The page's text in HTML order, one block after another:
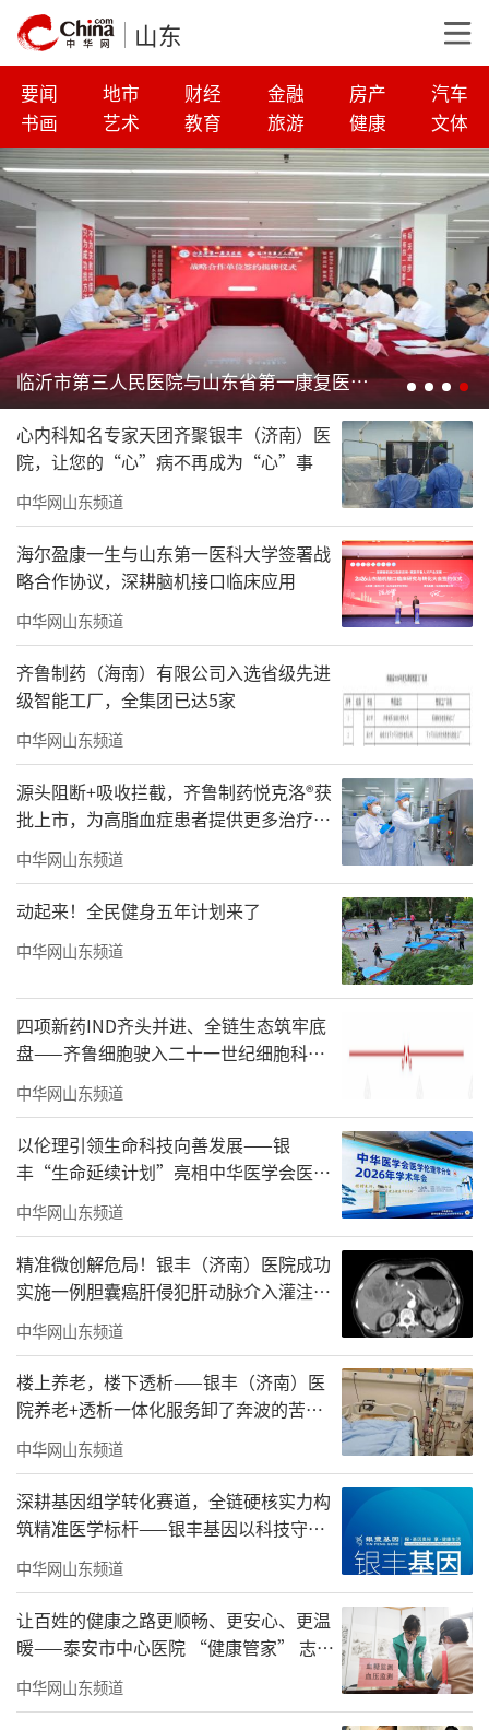
山东
要闻 地市 财经 金融 房产
汽车
书画
艺术 教育 旅游 健康 文体
银丰（济南）医院神经肿瘤科以国产TROP-2 ADC联合托珠单抗双通路协同攻克儿童颅咽管瘤
心内科知名专家天团齐聚银丰（济南）医
院，让您的“心”病不再成为“心”事
中华网山东频道
海尔盈康一生与山东第一医科大学签署战
略合作协议，深耕脑机接口临床应用
中华网山东频道
齐鲁制药（海南）有限公司入选省级先进
级智能工厂，全集团已达5家
中华网山东频道
源头阻断+吸收拦截，齐鲁制药悦克洛®获
批上市，为高脂血症患者提供更多治疗选
择
中华网山东频道
动起来！全民健身五年计划来了
中华网山东频道
四项新药IND齐头并进、全链生态筑牢底
盘——齐鲁细胞驶入二十一世纪细胞科
技“核心赛道”
中华网山东频道
以伦理引领生命科技向善发展——银
丰“生命延续计划”亮相中华医学会医学
伦理学分会2026年学术年会
中华网山东频道
精准微创解危局！银丰（济南）医院成功
实施一例胆囊癌肝侵犯肝动脉介入灌注化
疗术
中华网山东频道
楼上养老，楼下透析——银丰（济南）医
院养老+透析一体化服务卸了奔波的苦，
解了子女的难
中华网山东频道
深耕基因组学转化赛道，全链硬核实力构
筑精准医学标杆——银丰基因以科技守护
国民全周期健康
中华网山东频道
让百姓的健康之路更顺畅、更安心、更温
暖——泰安市中心医院 “健康管家” 志愿
服务织密居民健康守护网
中华网山东频道